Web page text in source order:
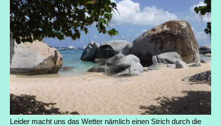
Leider macht uns das Wetter nämlich einen Strich durch die